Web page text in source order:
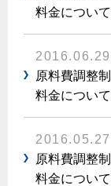
換気と給排気設
保安体制
ガス設備安全
料金につい
2016.06.29
原料費調整
料金につい
2016.05.27
原料費調整
料金につい